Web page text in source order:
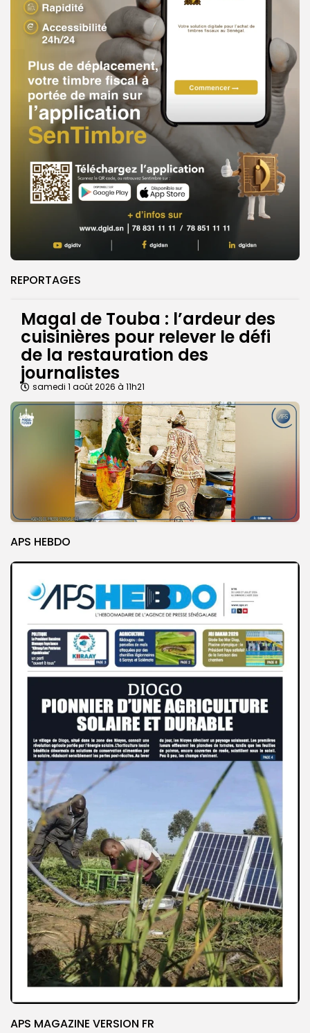
REPORTAGES
Magal de Touba : l’ardeur des
cuisinières pour relever le défi
de la restauration des
journalistes
samedi 1 août 2026 à 11h21
APS HEBDO
APS MAGAZINE VERSION FR